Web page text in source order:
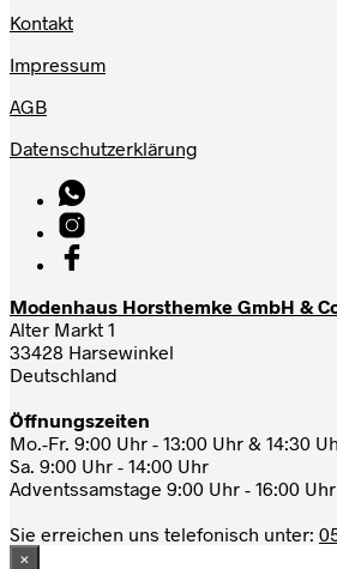
Kontakt
Impressum
AGB
Datenschutzerklärung
Modenhaus Horsthemke GmbH &
Alter Markt 1
33428 Harsewinkel
Deutschland
Öffnungszeiten
Mo.-Fr. 9:00 Uhr - 13:00 Uhr & 14:30
Sa. 9:00 Uhr - 14:00 Uhr
Adventssamstage 9:00 Uhr - 16:00 Uhr
Sie erreichen uns telefonisch unter:
×